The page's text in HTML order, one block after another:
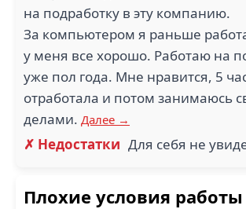
на подработку в эту компанию.
За компьютером я раньше
у меня все хорошо. Работаю на
уже пол года. Мне нравится, 5
отработала и потом занимаюсь
делами. Далее →
✗ Недостатки Для себя не
Плохие условия